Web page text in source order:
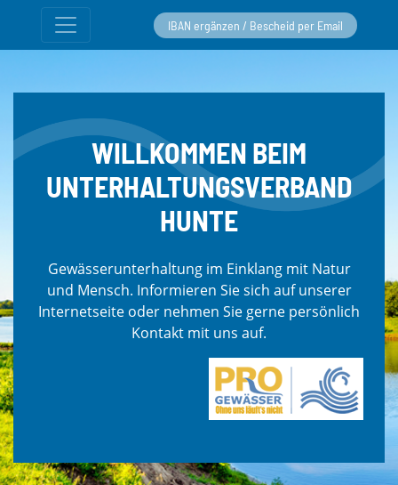
IBAN ergänzen / Bescheid per Email
WILLKOMMEN BEIM
UNTERHALTUNGSVERBAND
HUNTE
Gewässerunterhaltung im Einklang mit Natur
und Mensch. Informieren Sie sich auf unserer
Internetseite oder nehmen Sie gerne persönlich
Kontakt mit uns auf.